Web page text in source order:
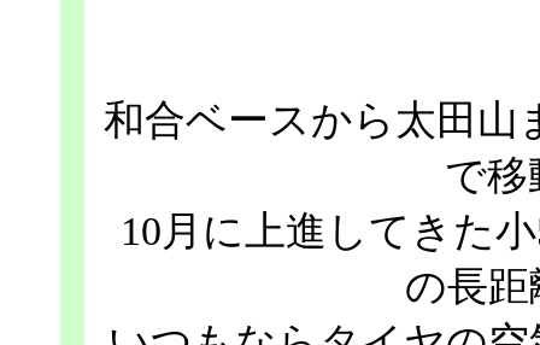
和合ベースから太田山
で移
10月に上進してきた
の長